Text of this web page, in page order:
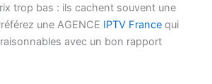
trop bas : ils cachent souvent une
une AGENCE IPTV France qui
avec un bon rapport